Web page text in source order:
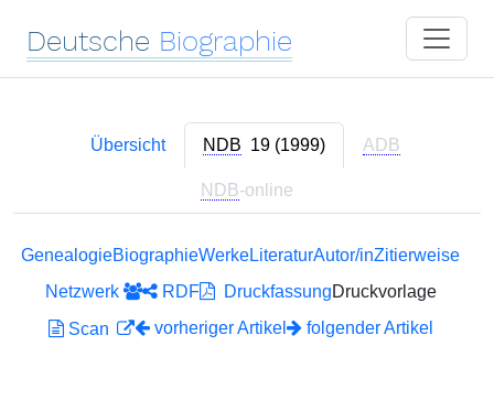
Deutsche Biographie
Übersicht NDB 19 (1999) ADB
NDB-online
GenealogieBiographieWerkeLiteraturAutor/inZitierweise
Netzwerk
RDF DruckfassungDruckvorlage
Scan
vorheriger Artikel folgender Artikel